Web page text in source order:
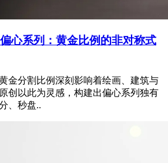
心系列：黄金比例的非对称式
金分割比例深刻影响着绘画、建筑与
创以此为灵感，构建出偏心系列独有
、秒盘..